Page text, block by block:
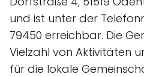
und ist unter der
79450 erreichbar. Die
Vielzahl von Aktivitäten
für die lokale